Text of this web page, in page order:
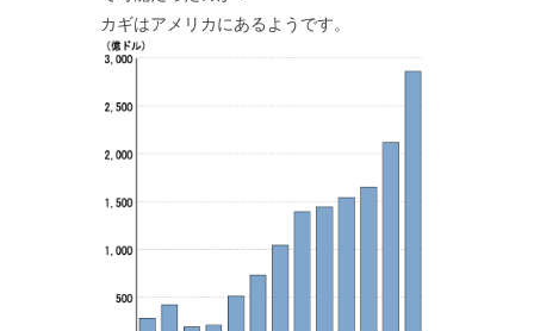
カギはアメリカにあるようです。